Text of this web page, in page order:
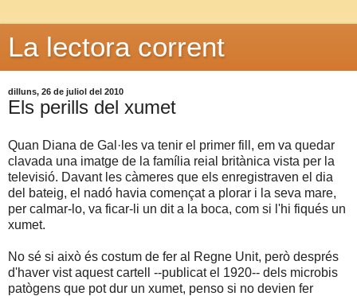
La lectora corrent
dilluns, 26 de juliol del 2010
Els perills del xumet
Quan Diana de Gal·les va tenir el primer fill, em va quedar
clavada una imatge de la família reial britànica vista per la
televisió. Davant les càmeres que els enregistraven el dia
del bateig, el nadó havia començat a plorar i la seva mare,
per calmar-lo, va ficar-li un dit a la boca, com si l'hi fiqués un
xumet.
No sé si això és costum de fer al Regne Unit, però després
d'haver vist aquest cartell --publicat el 1920-- dels microbis
patògens que pot dur un xumet, penso si no devien fer